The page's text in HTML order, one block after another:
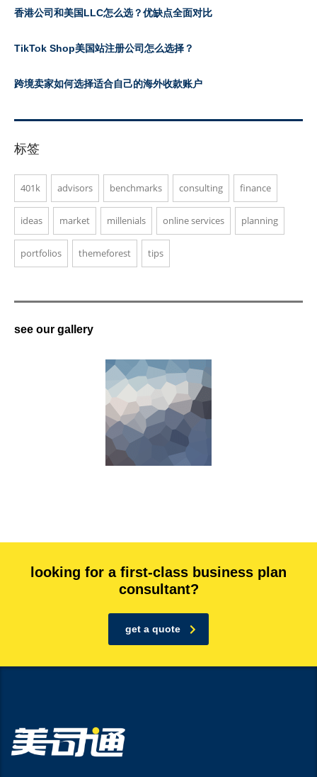
香港公司和美国LLC怎么选？优缺点全面对比
TikTok Shop美国站注册公司怎么选择？
跨境卖家如何选择适合自己的海外收款账户
标签
401k advisors benchmarks consulting finance
ideas market millenials online services planning
portfolios themeforest tips
see our gallery
looking for a first-class business plan
consultant?
get a quote